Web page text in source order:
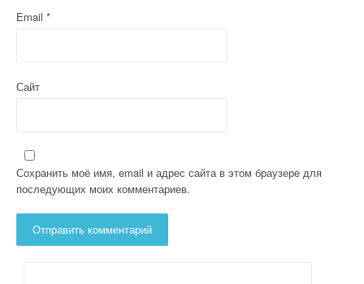
Email *
Сайт
Сохранить моё имя, email и адрес сайта в этом браузере для
последующих моих комментариев.